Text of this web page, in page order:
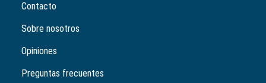
Contacto
Sobre nosotros
Opiniones
Preguntas frecuentes